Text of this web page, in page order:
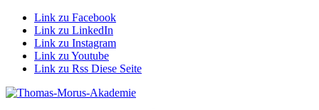
Link zu Facebook
Link zu LinkedIn
Link zu Instagram
Link zu Youtube
Link zu Rss Diese Seite